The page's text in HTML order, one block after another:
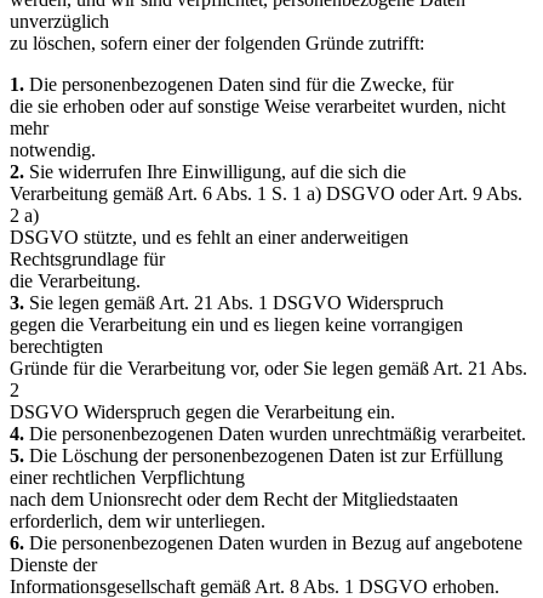
unverzüglich
zu löschen, sofern einer der folgenden Gründe zutrifft:
1. Die personenbezogenen Daten sind für die Zwecke, für
die sie erhoben oder auf sonstige Weise verarbeitet wurden, nicht
mehr
notwendig.
2. Sie widerrufen Ihre Einwilligung, auf die sich die
Verarbeitung gemäß Art. 6 Abs. 1 S. 1 a) DSGVO oder Art. 9 Abs.
2 a)
DSGVO stützte, und es fehlt an einer anderweitigen
Rechtsgrundlage für
die Verarbeitung.
3. Sie legen gemäß Art. 21 Abs. 1 DSGVO Widerspruch
gegen die Verarbeitung ein und es liegen keine vorrangigen
berechtigten
Gründe für die Verarbeitung vor, oder Sie legen gemäß Art. 21 Abs.
2
DSGVO Widerspruch gegen die Verarbeitung ein.
4. Die personenbezogenen Daten wurden unrechtmäßig verarbeitet.
5. Die Löschung der personenbezogenen Daten ist zur Erfüllung
einer rechtlichen Verpflichtung
nach dem Unionsrecht oder dem Recht der Mitgliedstaaten
erforderlich, dem wir unterliegen.
6. Die personenbezogenen Daten wurden in Bezug auf angebotene
Dienste der
Informationsgesellschaft gemäß Art. 8 Abs. 1 DSGVO erhoben.